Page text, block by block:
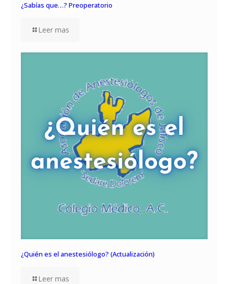
¿Sabías que…? Preoperatorio
Leer mas
¿Quién es el anestesiólogo? (Actualización)
Leer mas